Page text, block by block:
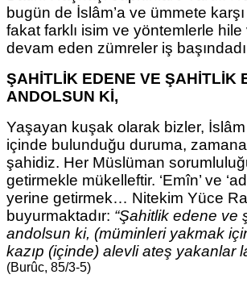
bugün de İslâm’a ve ümmete
fakat farklı isim ve yöntemlerle
devam eden zümreler iş
ŞAHİTLİK EDENE VE ŞAHİTLİK
ANDOLSUN Kİ,
Yaşayan kuşak olarak bizler,
içinde bulunduğu duruma,
şahidiz. Her Müslüman
getirmekle mükelleftir. ‘Emîn’ ve
yerine getirmek… Nitekim Yüce
buyurmaktadır: “Şahitlik edene ve
andolsun ki, (müminleri yakmak
kazıp (içinde) alevli ateş yakanlar
(Burûc, 85/3-5)